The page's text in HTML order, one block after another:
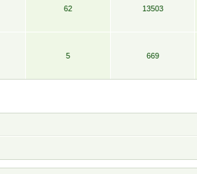
62
13503
5
669